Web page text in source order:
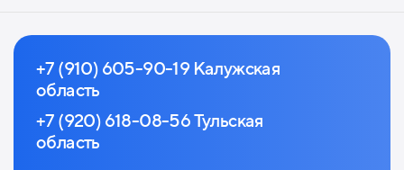
+7 (910) 605-90-19 Калужская
область
+7 (920) 618-08-56 Тульская
область